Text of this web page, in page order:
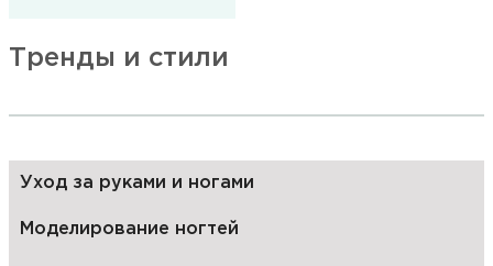
Уход за руками и ногами
Моделирование ногтей
Тренды и стили